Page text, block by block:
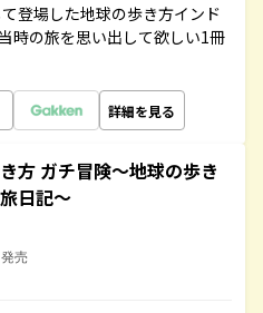
登場した地球の歩き方インド
の旅を思い出して欲しい1冊
詳細を見る
方 ガチ冒険～地球の歩き
日記～
売